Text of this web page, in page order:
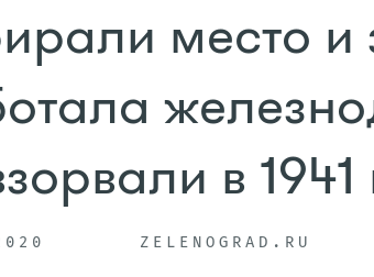
место
в 1941
ZELENOGRAD.RU